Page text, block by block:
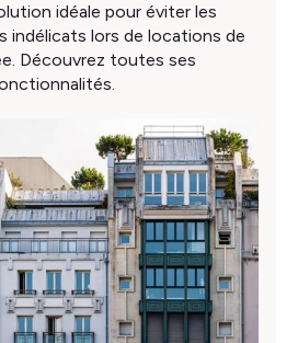
idéale pour éviter les
indélicats lors de locations de
Découvrez toutes ses